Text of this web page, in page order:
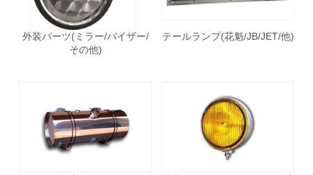
外装パーツ(ミラー/バイザー/
その他)
テールランプ(花魁/JB/JET/他)